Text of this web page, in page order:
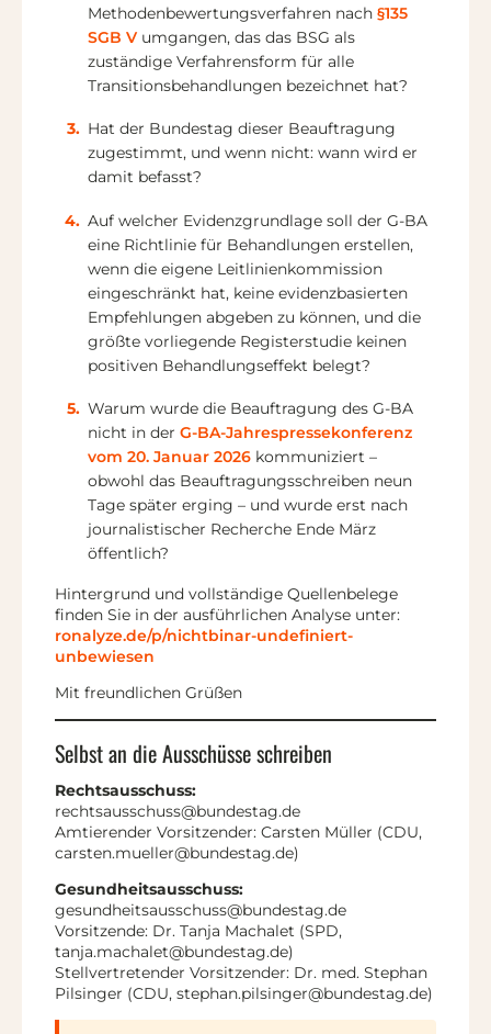
Methodenbewertungsverfahren nach §135
SGB V umgangen, das das BSG als
zuständige Verfahrensform für alle
Transitionsbehandlungen bezeichnet hat?
Hat der Bundestag dieser Beauftragung
zugestimmt, und wenn nicht: wann wird er
damit befasst?
Auf welcher Evidenzgrundlage soll der G-BA
eine Richtlinie für Behandlungen erstellen,
wenn die eigene Leitlinienkommission
eingeschränkt hat, keine evidenzbasierten
Empfehlungen abgeben zu können, und die
größte vorliegende Registerstudie keinen
positiven Behandlungseffekt belegt?
Warum wurde die Beauftragung des G-BA
nicht in der G-BA-Jahrespressekonferenz
vom 20. Januar 2026 kommuniziert –
obwohl das Beauftragungsschreiben neun
Tage später erging – und wurde erst nach
journalistischer Recherche Ende März
öffentlich?
Hintergrund und vollständige Quellenbelege
finden Sie in der ausführlichen Analyse unter:
ronalyze.de/p/nichtbinar-undefiniert-
unbewiesen
Mit freundlichen Grüßen
Selbst an die Ausschüsse schreiben
Rechtsausschuss:
rechtsausschuss@bundestag.de
Amtierender Vorsitzender: Carsten Müller (CDU,
carsten.mueller@bundestag.de)
Gesundheitsausschuss:
gesundheitsausschuss@bundestag.de
Vorsitzende: Dr. Tanja Machalet (SPD,
tanja.machalet@bundestag.de)
Stellvertretender Vorsitzender: Dr. med. Stephan
Pilsinger (CDU, stephan.pilsinger@bundestag.de)